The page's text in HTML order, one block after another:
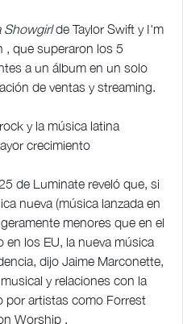
Showgirlde Taylor Swift y I'm
, que superaron los 5
a un álbum en un solo
de ventas y streaming.
y la música latina
crecimiento
de Luminate reveló que, si
nueva (música lanzada en
menores que en el
los EU, la nueva música
dijo Jaime Marconette,
y relaciones con la
por artistas como Forrest
Worship .